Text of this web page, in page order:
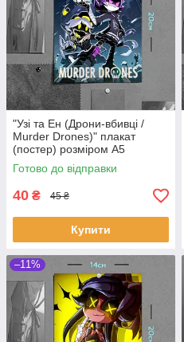
"Узі та Ен (Дрони-вбивці /
Murder Drones)" плакат
(постер) розміром А5
(14х20см)
Готово до відправки
40 ₴ 45 ₴
Купити
–11%